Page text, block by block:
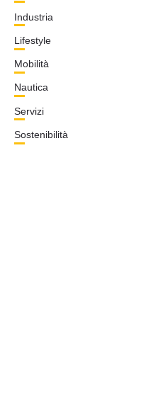
Industria
Lifestyle
Mobilità
Nautica
Servizi
Sostenibilità